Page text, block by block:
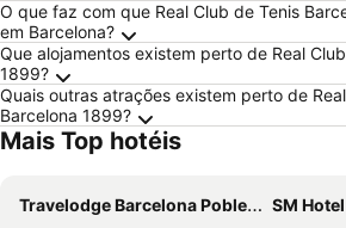
O que faz com que Real Club de Tenis
em Barcelona?
Que alojamentos existem perto de Real
1899?
Quais outras atrações existem perto de
Barcelona 1899?
Mais Top hotéis
Travelodge Barcelona Poblenou
SM